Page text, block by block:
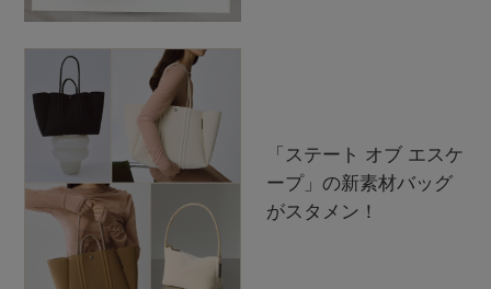
「ステート オブ エスケ
ープ」の新素材バッグ
がスタメン！